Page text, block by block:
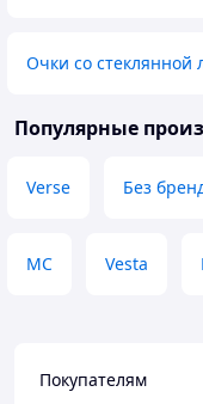
Очки со стеклянной
Популярные
Verse Без
MC Vesta
Покупателям